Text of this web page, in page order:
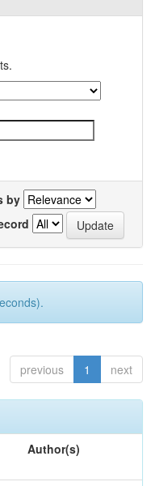
by
previous 1 next
Author(s)